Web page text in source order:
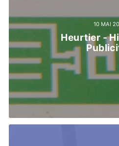
10 MAI
Heurtier -